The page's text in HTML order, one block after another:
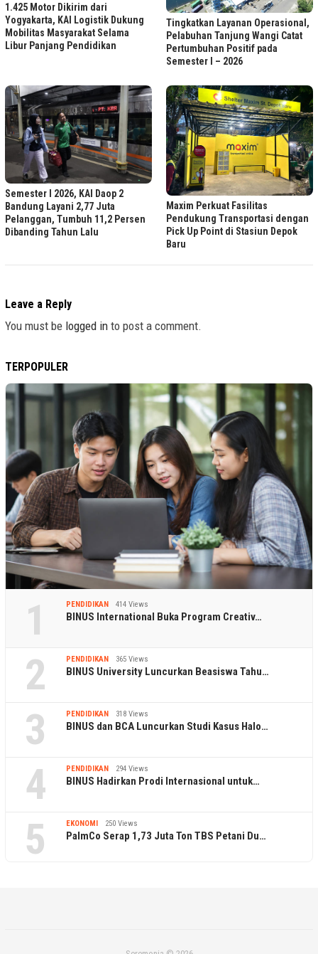
1.425 Motor Dikirim dari
Yogyakarta, KAI Logistik Dukung
Mobilitas Masyarakat Selama
Libur Panjang Pendidikan
Tingkatkan Layanan Operasional,
Pelabuhan Tanjung Wangi Catat
Pertumbuhan Positif pada
Semester I – 2026
Semester I 2026, KAI Daop 2
Bandung Layani 2,77 Juta
Pelanggan, Tumbuh 11,2 Persen
Dibanding Tahun Lalu
Maxim Perkuat Fasilitas
Pendukung Transportasi dengan
Pick Up Point di Stasiun Depok
Baru
Leave a Reply
You must be logged in to post a comment.
TERPOPULER
1 PENDIDIKAN 414 Views
BINUS International Buka Program Creativ…
2 PENDIDIKAN 365 Views
BINUS University Luncurkan Beasiswa Tahu…
3 PENDIDIKAN 318 Views
BINUS dan BCA Luncurkan Studi Kasus Halo…
4 PENDIDIKAN 294 Views
BINUS Hadirkan Prodi Internasional untuk…
5 EKONOMI 250 Views
PalmCo Serap 1,73 Juta Ton TBS Petani Du…